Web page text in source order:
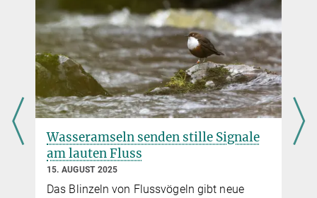
Wasseramseln senden stille Signale
am lauten Fluss
15. AUGUST 2025
Das Blinzeln von Flussvögeln gibt neue